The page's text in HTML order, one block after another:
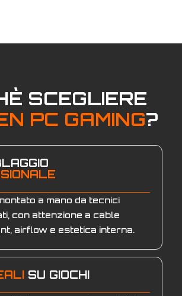
SCEGLIERE
PC GAMING?
a mano da tecnici
con attenzione a cable
airflow e estetica interna.
SU GIOCHI